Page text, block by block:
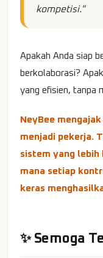
kompetisi."
Apakah Anda siap
berkolaborasi?
yang efisien, tanpa
NeyBee
menjadi pekerja.
sistem yang lebih
mana setiap
keras
✨ Semoga